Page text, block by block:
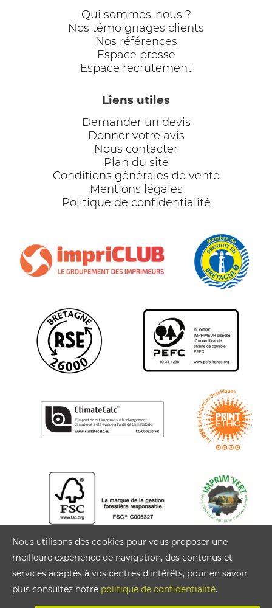
Qui sommes-nous ?
Nos témoignages clients
Nos références
Espace presse
Espace recrutement
Liens utiles
Demander un devis
Donner votre avis
Nous contacter
Plan du site
Conditions générales de vente
Mentions légales
Politique de confidentialité
Nous utilisons des cookies pour vous proposer une
meilleure expérience de navigation, des contenus et
services adaptés à vos centres d’intérêts, pour en savoir
plus consultez notre politique de confidentialité.